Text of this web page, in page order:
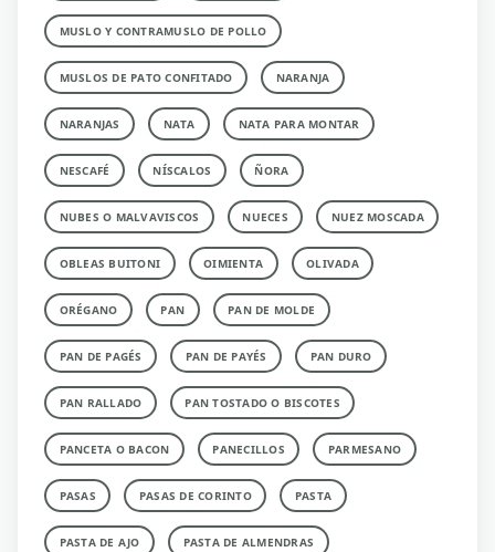
MUSLO Y CONTRAMUSLO DE POLLO
MUSLOS DE PATO CONFITADO NARANJA
NARANJAS NATA NATA PARA MONTAR
NESCAFÉ NÍSCALOS ÑORA
NUBES O MALVAVISCOS NUECES NUEZ MOSCADA
OBLEAS BUITONI OIMIENTA OLIVADA
ORÉGANO PAN PAN DE MOLDE
PAN DE PAGÉS PAN DE PAYÉS PAN DURO
PAN RALLADO PAN TOSTADO O BISCOTES
PANCETA O BACON PANECILLOS PARMESANO
PASAS PASAS DE CORINTO PASTA
PASTA DE AJO PASTA DE ALMENDRAS